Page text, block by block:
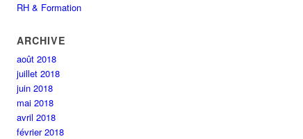
RH & Formation
ARCHIVE
août 2018
juillet 2018
juin 2018
mai 2018
avril 2018
février 2018